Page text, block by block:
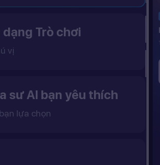
Trò chơi
vị
sư AI bạn yêu thích
lựa chọn